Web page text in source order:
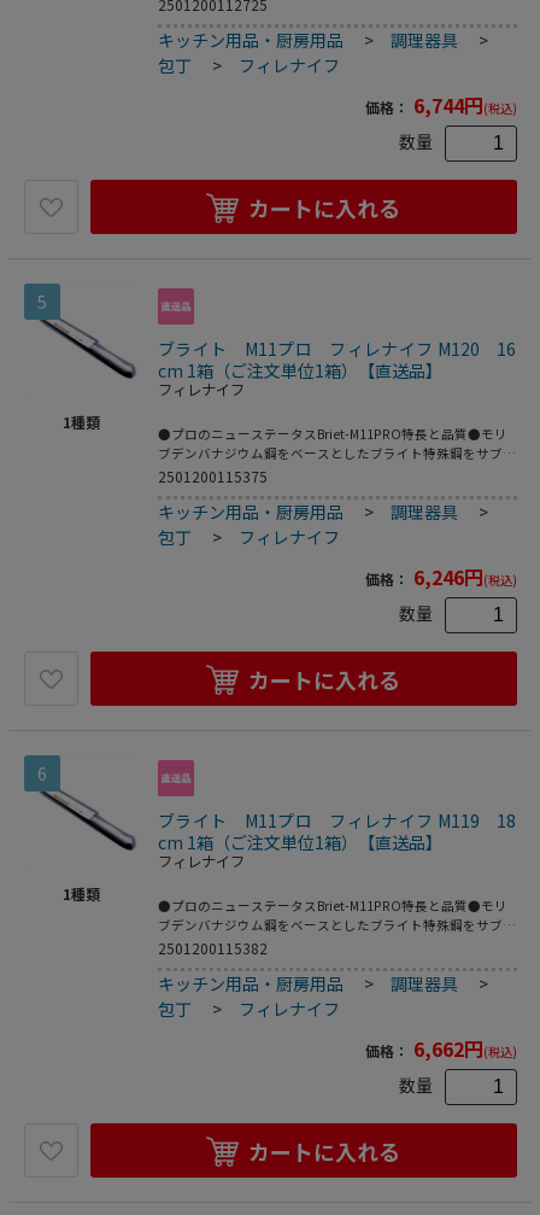
2501200112725
キッチン用品・厨房用品 >調理器具
>
包丁
> フィレナイフ
価格： 6,744円(税込)
数量
カートに入れる
5
1種類
ブライト M11プロ フィレナイフ M120 16
cm 1箱（ご注文単位1箱）【直送品】
フィレナイフ
●プロのニューステータスBriet-M11PRO特長と品質●モリ
ブデンバナジウム鋼をベースとしたブライト特殊鋼をサブゼ
ロ処理により高い硬度と靱性を与え､切れ味を一段と高めて
薬品等の高圧･高温殺菌洗浄を可能にした衛生的なハンドル
です｡※包丁の表示サイズは､すべて刃渡り寸法となっており
ます｡※抗菌※フレキシブル庖丁は柔軟性に優れており､折れ
にくい庖丁です｡●メーカー品番:M120●サイズ(cm):16●全
長(mm):275●質量(g):70●背厚(mm):2.2
2501200115375
キッチン用品・厨房用品 >調理器具
>
包丁
> フィレナイフ
価格： 6,246円(税込)
数量
カートに入れる
6
1種類
ブライト M11プロ フィレナイフ M119 18
cm 1箱（ご注文単位1箱）【直送品】
フィレナイフ
●プロのニューステータスBriet-M11PRO特長と品質●モリ
ブデンバナジウム鋼をベースとしたブライト特殊鋼をサブゼ
ロ処理により高い硬度と靱性を与え､切れ味を一段と高めて
薬品等の高圧･高温殺菌洗浄を可能にした衛生的なハンドル
です｡※包丁の表示サイズは､すべて刃渡り寸法となっており
ます｡※抗菌※フレキシブル庖丁は柔軟性に優れており､折れ
にくい庖丁です｡●メーカー品番:M119●サイズ(cm):18●全
長(mm):300●質量(g):75●背厚(mm):2.2
2501200115382
キッチン用品・厨房用品 >調理器具
>
包丁
> フィレナイフ
価格： 6,662円(税込)
数量
カートに入れる